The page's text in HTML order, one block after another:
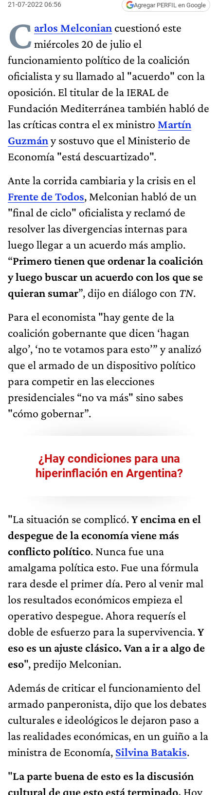
21-07-2022 06:56 Agregar PERFIL en Google
C arlos Melconian cuestionó este
miércoles 20 de julio el
funcionamiento político de la coalición
oficialista y su llamado al "acuerdo" con la
oposición. El titular de la IERAL de
Fundación Mediterránea también habló de
las críticas contra el ex ministro Martín
Guzmány sostuvo que el Ministerio de
Economía "está descuartizado".
Ante la corrida cambiaria y la crisis en el
Frente de Todos, Melconian habló de un
"final de ciclo" oficialista y reclamó de
resolver las divergencias internas para
luego llegar a un acuerdo más amplio.
“Primero tienen que ordenar la coalición
y luego buscar un acuerdo con los que se
quieran sumar”, dijo en diálogo con TN.
Para el economista "hay gente de la
coalición gobernante que dicen ‘hagan
algo’, ‘no te votamos para esto’” y analizó
que el armado de un dispositivo político
para competir en las elecciones
presidenciales “no va más" sino sabes
"cómo gobernar”.
¿Hay condiciones para una
hiperinflación en Argentina?
"La situación se complicó.Y encima en el
despegue de la economía viene más
conflicto político. Nunca fue una
amalgama política esto. Fue una fórmula
rara desde el primer día. Pero al venir mal
los resultados económicos empieza el
operativo despegue. Ahora requerís el
doble de esfuerzo para la supervivencia.Y
eso es un ajuste clásico. Van a ir a algo de
eso", predijo Melconian.
Además de criticar el funcionamiento del
armado panperonista, dijo que los debates
culturales e ideológicos le dejaron paso a
las realidades económicas, en un guiño a la
ministra de Economía, Silvina Batakis.
"La parte buena de esto es la discusión
cultural de que esto está terminado. Hoy